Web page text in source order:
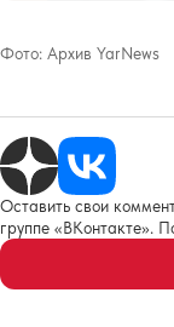
Фото: Архив YarNews
Оставить свои
группе «ВКонтакте».